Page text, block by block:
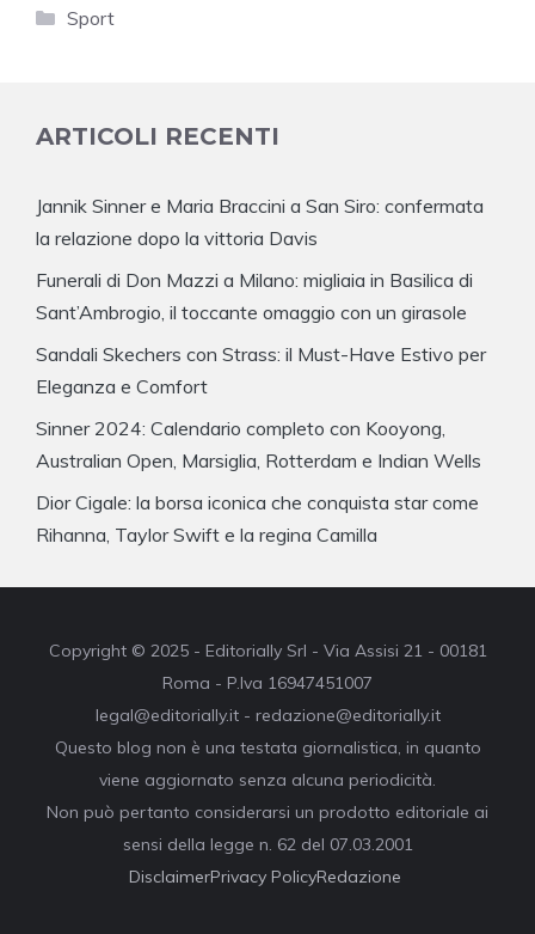
Categorie
Sport
ARTICOLI RECENTI
Jannik Sinner e Maria Braccini a San Siro: confermata
la relazione dopo la vittoria Davis
Funerali di Don Mazzi a Milano: migliaia in Basilica di
Sant’Ambrogio, il toccante omaggio con un girasole
Sandali Skechers con Strass: il Must-Have Estivo per
Eleganza e Comfort
Sinner 2024: Calendario completo con Kooyong,
Australian Open, Marsiglia, Rotterdam e Indian Wells
Dior Cigale: la borsa iconica che conquista star come
Rihanna, Taylor Swift e la regina Camilla
Copyright © 2025 - Editorially Srl - Via Assisi 21 - 00181
Roma - P.Iva 16947451007
legal@editorially.it - redazione@editorially.it
Questo blog non è una testata giornalistica, in quanto
viene aggiornato senza alcuna periodicità.
Non può pertanto considerarsi un prodotto editoriale ai
sensi della legge n. 62 del 07.03.2001
DisclaimerPrivacy PolicyRedazione